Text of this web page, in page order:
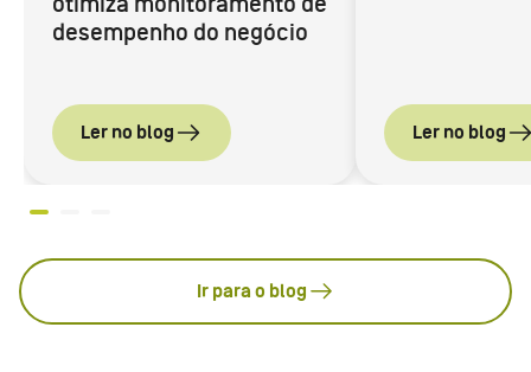
desempenho do negócio
Ler no blog Ler no blog
Ir para o blog